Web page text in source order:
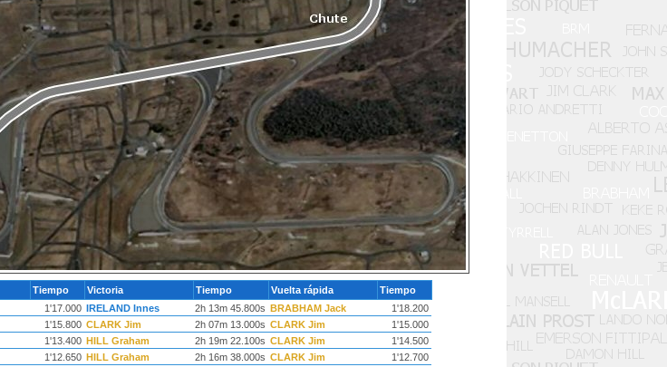
Tiempo Victoria Tiempo Vuelta rápida
Tiempo
1'17.000 IRELAND Innes 2h 13m 45.800s BRABHAM Jack
1'18.200
1'15.800 CLARK Jim 2h 07m 13.000s CLARK Jim
1'15.000
1'13.400 HILL Graham 2h 19m 22.100s CLARK Jim
1'14.500
1'12.650 HILL Graham 2h 16m 38.000s CLARK Jim
1'12.700